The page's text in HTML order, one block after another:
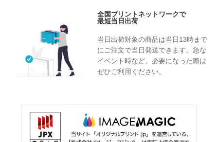
全国プリントネットワークで
最短当日出荷
当日出荷対象の商品は当日13時まで
にご注文で当日発送できます。急な
イベント時など、必要になった際は
ぜひご利用ください。